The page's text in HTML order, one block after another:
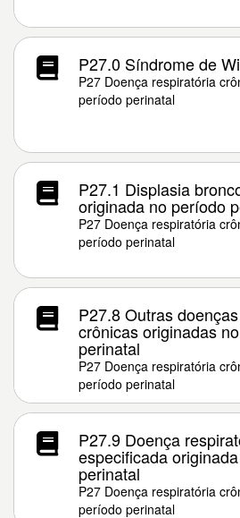
P27.0 Síndrome de
P27 Doença respiratória
período perinatal
P27.1 Displasia
originada no período
P27 Doença respiratória
período perinatal
P27.8 Outras
crônicas originadas
perinatal
P27 Doença respiratória
período perinatal
P27.9 Doença
especificada
perinatal
P27 Doença respiratória
período perinatal